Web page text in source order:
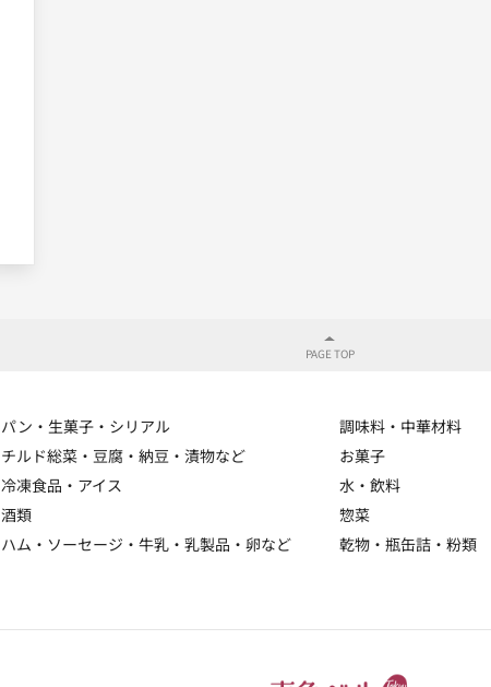
パン・生菓子・シリアル 調味料・中華材料
チルド総菜・豆腐・納豆・漬物など お菓子
冷凍食品・アイス 水・飲料
酒類 惣菜
ハム・ソーセージ・牛乳・乳製品・卵など 乾物・瓶缶詰・粉類